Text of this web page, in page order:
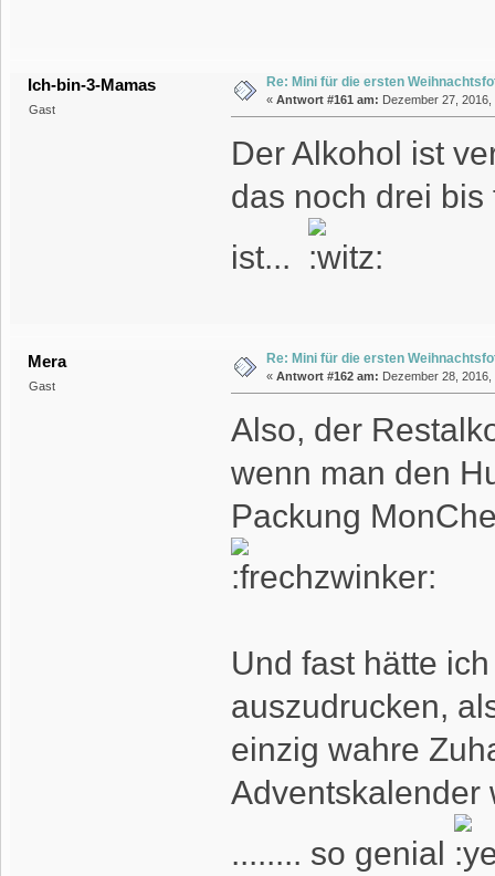
Ich-bin-3-Mamas
Gast
Re: Mini für die ersten
« Antwort #161 am: Dezember 27,
Der Alkohol ist
das noch drei bis
ist...
Mera
Gast
Re: Mini für die ersten
« Antwort #162 am: Dezember 28,
Also, der
wenn man den
Packung
Und fast hätte
auszudrucken,
einzig wahre
Adventskalender
........ so genial